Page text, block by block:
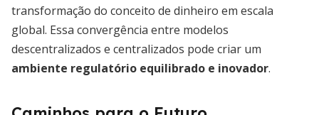
transformação do conceito de dinheiro em escala
global. Essa convergência entre modelos
descentralizados e centralizados pode criar um
ambiente regulatório equilibrado e inovador.